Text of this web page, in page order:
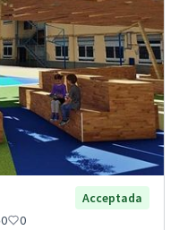
Acceptada
0 0